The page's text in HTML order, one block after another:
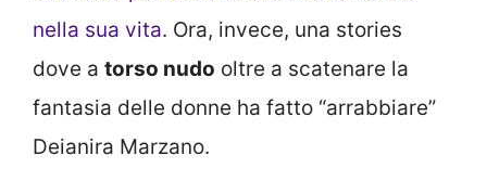
nella sua vita. Ora, invece, una stories
dove a torso nudo oltre a scatenare la
fantasia delle donne ha fatto “arrabbiare”
Deianira Marzano.